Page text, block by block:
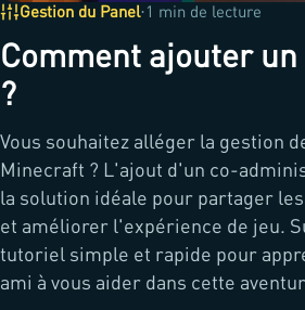
Gestion du Panel·1 min de lecture
Comment ajouter
?
Vous souhaitez alléger la gestion
Minecraft ? L'ajout d'un co-
la solution idéale pour partager
et améliorer l'expérience de jeu.
tutoriel simple et rapide pour
ami à vous aider dans cette